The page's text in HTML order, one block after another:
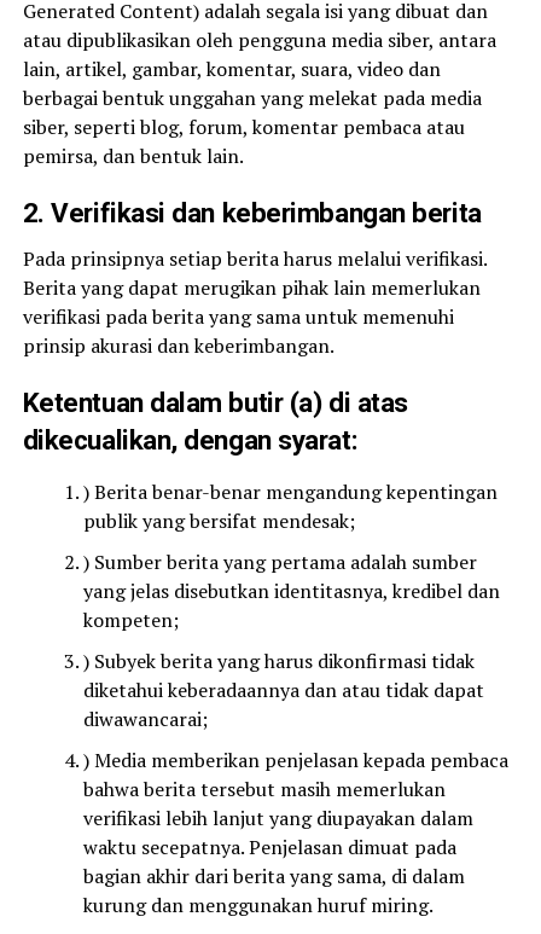
Generated Content) adalah segala isi yang dibuat dan
atau dipublikasikan oleh pengguna media siber, antara
lain, artikel, gambar, komentar, suara, video dan
berbagai bentuk unggahan yang melekat pada media
siber, seperti blog, forum, komentar pembaca atau
pemirsa, dan bentuk lain.
2. Verifikasi dan keberimbangan berita
Pada prinsipnya setiap berita harus melalui verifikasi.
Berita yang dapat merugikan pihak lain memerlukan
verifikasi pada berita yang sama untuk memenuhi
prinsip akurasi dan keberimbangan.
Ketentuan dalam butir (a) di atas
dikecualikan, dengan syarat:
) Berita benar-benar mengandung kepentingan
publik yang bersifat mendesak;
) Sumber berita yang pertama adalah sumber
yang jelas disebutkan identitasnya, kredibel dan
kompeten;
) Subyek berita yang harus dikonfirmasi tidak
diketahui keberadaannya dan atau tidak dapat
diwawancarai;
) Media memberikan penjelasan kepada pembaca
bahwa berita tersebut masih memerlukan
verifikasi lebih lanjut yang diupayakan dalam
waktu secepatnya. Penjelasan dimuat pada
bagian akhir dari berita yang sama, di dalam
kurung dan menggunakan huruf miring.